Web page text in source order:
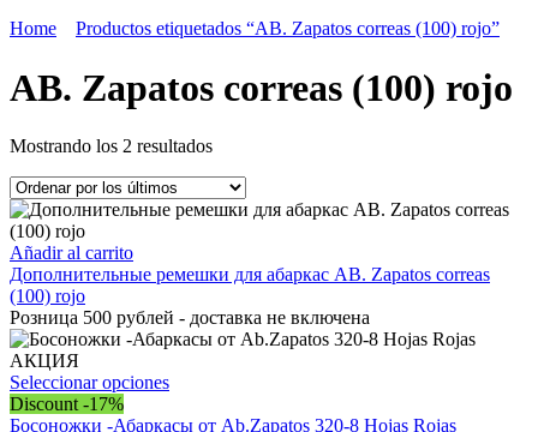
Home
Productos etiquetados “AB. Zapatos correas (100) rojo”
AB. Zapatos correas (100) rojo
Mostrando los 2 resultadosOrdenado
los
últimos
Añadir al carrito
Дополнительные ремешки для абаркас AB. Zapatos correas
(100) rojo
Розница 500 рублей - доставка не включена
Seleccionar opcionesEste
tiene
Discount -17%
Босоножки -Абаркасы от Ab.Zapatos 320-8 Hojas Rojas